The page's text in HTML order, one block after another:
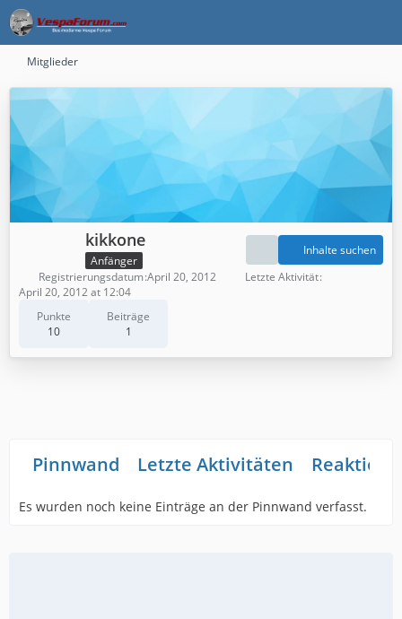
Mitglieder
kikkone
Anfänger
Punkte
10
Beiträge
1
Inhalte suchen
Registrierungsdatum April 20, 2012
Letzte Aktivität
April 20, 2012 at 12:04
Pinnwand Letzte Aktivitäten
Es wurden noch keine Einträge an der Pinnwand verfasst.